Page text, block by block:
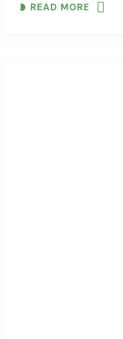
Aiquile, sino de la región..
READ MORE